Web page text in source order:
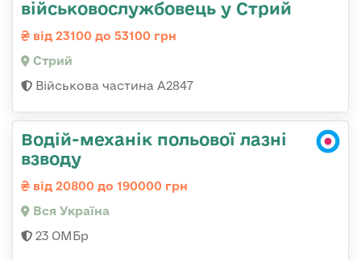
військовослужбовець у Стрий
від 23100 до 53100 грн
Стрий
Військова частина А2847
Водій-механік польової лазні
взводу
від 20800 до 190000 грн
Вся Україна
23 ОМБр